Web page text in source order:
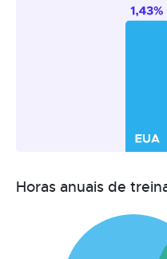
Horas anuais de